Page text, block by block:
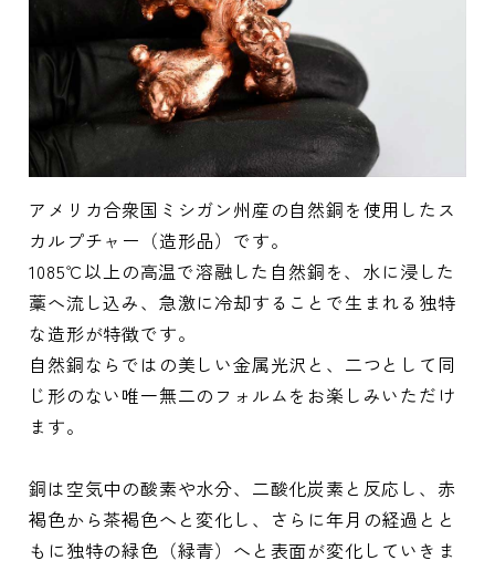
アメリカ合衆国ミシガン州産の自然銅を使用したス
カルプチャー（造形品）です。
1085℃以上の高温で溶融した自然銅を、水に浸した
藁へ流し込み、急激に冷却することで生まれる独特
な造形が特徴です。
自然銅ならではの美しい金属光沢と、二つとして同
じ形のない唯一無二のフォルムをお楽しみいただけ
ます。
銅は空気中の酸素や水分、二酸化炭素と反応し、赤
褐色から茶褐色へと変化し、さらに年月の経過とと
もに独特の緑色（緑青）へと表面が変化していきま